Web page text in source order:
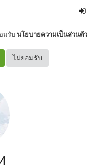
มรับนโยบายความเป็นส่วนตัว
ไม่ยอมรับ